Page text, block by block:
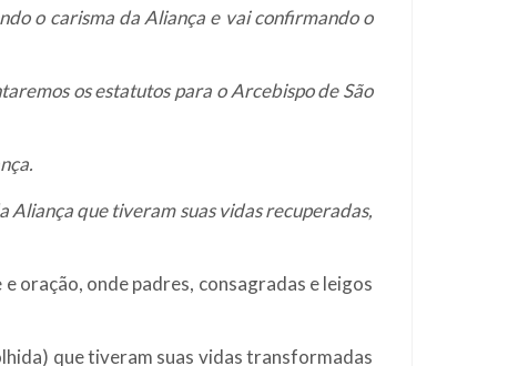
o carisma da Aliança e vai confirmando o
os estatutos para o Arcebispo de São
Aliança que tiveram suas vidas recuperadas,
oração, onde padres, consagradas e leigos
que tiveram suas vidas transformadas